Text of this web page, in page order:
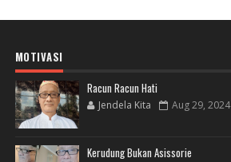
MOTIVASI
Racun Racun Hati
Jendela Kita Aug 29, 2024
Kerudung Bukan Asissorie